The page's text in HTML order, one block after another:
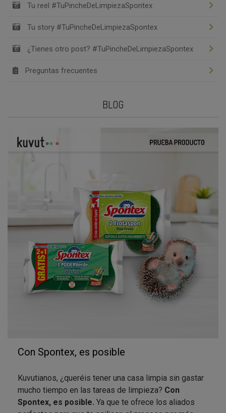
Tu reel #TuPincheDeLimpiezaSpontex
Tu story #TuPincheDeLimpiezaSpontex
¿Tienes otro post? #TuPincheDeLimpiezaSpontex
Preguntas frecuentes
BLOG
Con Spontex, es posible
Kuvutianos, ¿queréis tener una casa limpia sin gastar
mucho tiempo en las tareas de limpieza? Con
Spontex, es posible. Ya que te ofrece los aliados